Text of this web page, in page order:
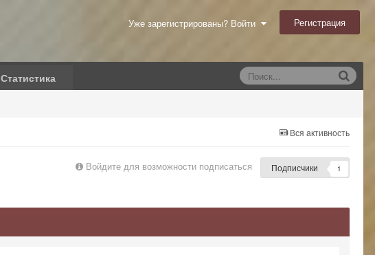
Уже зарегистрированы? Войти Регистрация
Статистика
Вся активность
Войдите для возможности подписаться Подписчики 1